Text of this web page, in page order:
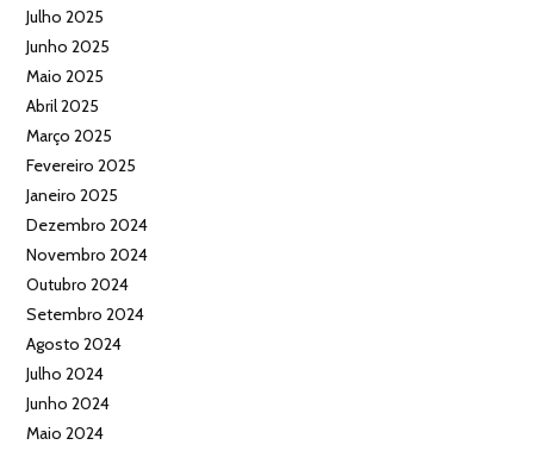
Julho 2025
Junho 2025
Maio 2025
Abril 2025
Março 2025
Fevereiro 2025
Janeiro 2025
Dezembro 2024
Novembro 2024
Outubro 2024
Setembro 2024
Agosto 2024
Julho 2024
Junho 2024
Maio 2024